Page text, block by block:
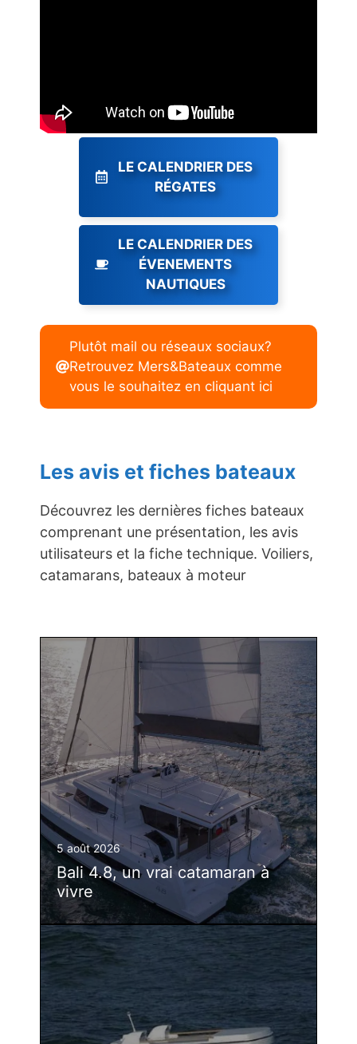
LE CALENDRIER DES
RÉGATES
LE CALENDRIER DES
ÉVENEMENTS
NAUTIQUES
Plutôt mail ou réseaux sociaux?
Retrouvez Mers&Bateaux comme
vous le souhaitez en cliquant ici
Les avis et fiches bateaux
Découvrez les dernières fiches bateaux
comprenant une présentation, les avis
utilisateurs et la fiche technique. Voiliers,
catamarans, bateaux à moteur
5 août 2026
Bali 4.8, un vrai catamaran à
vivre